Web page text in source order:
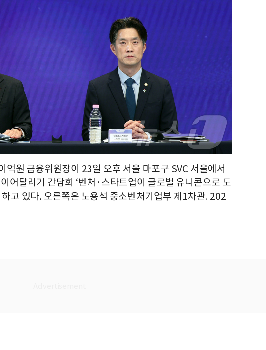
억원 금융위원장이 23일 오후 서울 마포구 SVC 서울에서
어달리기 간담회 ‘벤처·스타트업이 글로벌 유니콘으로 도
고 있다. 오른쪽은 노용석 중소벤처기업부 제1차관. 202